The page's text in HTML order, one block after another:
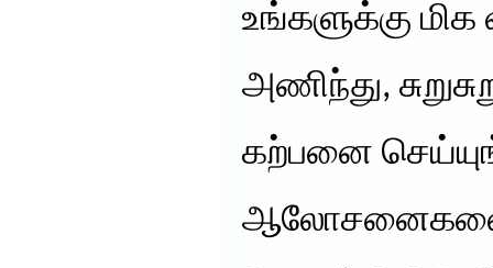
உங்களுக்கு
அணிந்து,
கற்பனை